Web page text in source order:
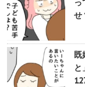
っ
せ
既